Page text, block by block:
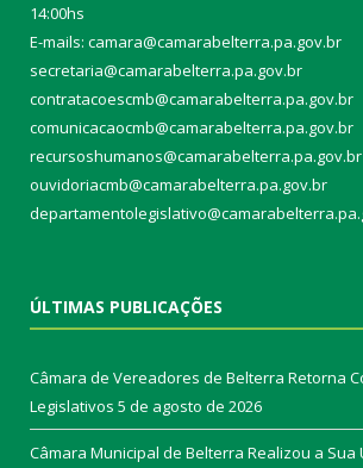
14:00hs
E-mails: camara@camarabelterra.pa.gov.br
secretaria@camarabelterra.pa.gov.br
contratacoescmb@camarabelterra.pa.gov.br
comunicacaocmb@camarabelterra.pa.gov.br
recursoshumanos@camarabelterra.pa.gov.br
ouvidoriacmb@camarabelterra.pa.gov.br
ÚLTIMAS PUBLICAÇÕES
Câmara de Vereadores de Belterra Retorna
Legislativos 5 de agosto de 2026
Câmara Municipal de Belterra Realizou a Sua